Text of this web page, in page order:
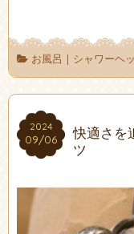
お風呂 シャワーヘ
2024
09/06
2024
09/06
快適さを
ツ